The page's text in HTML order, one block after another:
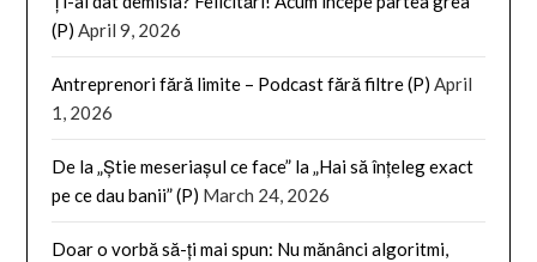
(P) April 9, 2026
Antreprenori fără limite – Podcast fără filtre (P) April
1, 2026
De la „Știe meseriașul ce face” la „Hai să înțeleg exact
pe ce dau banii” (P) March 24, 2026
Doar o vorbă să-ți mai spun: Nu mănânci algoritmi,